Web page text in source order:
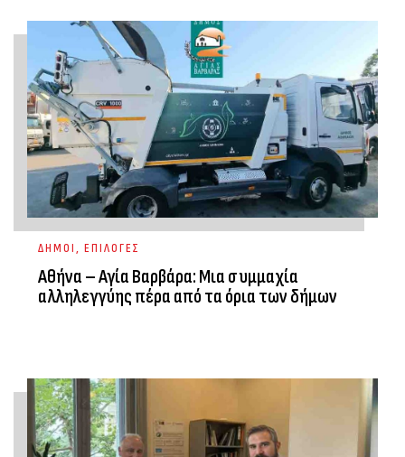
ΔΗΜΟΙ, ΕΠΙΛΟΓΕΣ
Αθήνα – Αγία Βαρβάρα: Μια συμμαχία
αλληλεγγύης πέρα από τα όρια των δήμων